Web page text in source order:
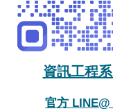
資訊工程系
官方 LINE@